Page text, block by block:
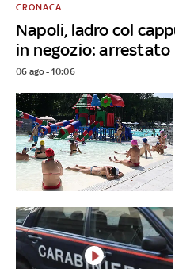
Napoli, ladro col
in negozio: arrestato
CRONACA
06 ago - 10:06